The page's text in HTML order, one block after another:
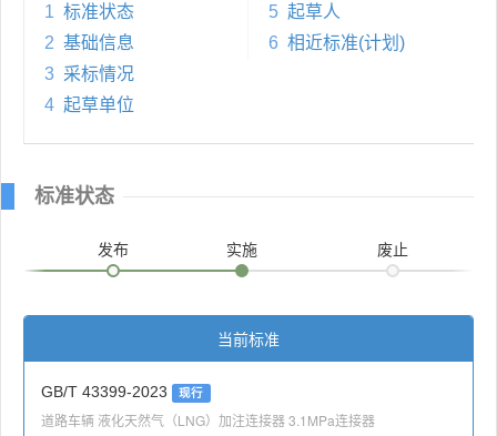
1 标准状态
2 基础信息
3 采标情况
4 起草单位
5 起草人
6 相近标准(计划)
标准状态
发布 实施 废止
当前标准
GB/T 43399-2023 现行
道路车辆 液化天然气（LNG）加注连接器 3.1MPa连接器